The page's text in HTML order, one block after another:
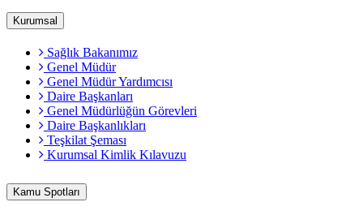
Kurumsal
Sağlık Bakanımız
Genel Müdür
Genel Müdür Yardımcısı
Daire Başkanları
Genel Müdürlüğün Görevleri
Daire Başkanlıkları
Teşkilat Şeması
Kurumsal Kimlik Kılavuzu
Kamu Spotları